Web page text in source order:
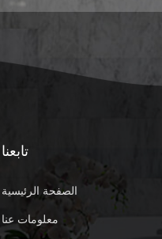
تابعنا
الصفحة الرئيسية
معلومات عنا